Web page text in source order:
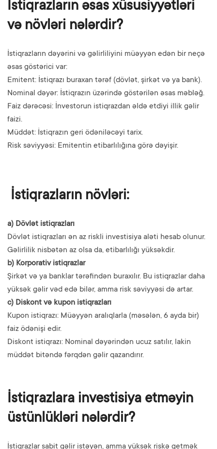
İstiqrazların əsas xüsusiyyətləri
və növləri nələrdir?
İstiqrazların dəyərini və gəlirliliyini müəyyən edən bir neçə
əsas göstərici var:
Emitent: İstiqrazı buraxan tərəf (dövlət, şirkət və ya bank).
Nominal dəyər: İstiqrazın üzərində göstərilən əsas məbləğ.
Faiz dərəcəsi: İnvestorun istiqrazdan əldə etdiyi illik gəlir
faizi.
Müddət: İstiqrazın geri ödəniləcəyi tarix.
Risk səviyyəsi: Emitentin etibarlılığına görə dəyişir.
İstiqrazların növləri:
a) Dövlət istiqrazları
Dövlət istiqrazları ən az riskli investisiya aləti hesab olunur.
Gəlirlilik nisbətən az olsa da, etibarlılığı yüksəkdir.
b) Korporativ istiqrazlar
Şirkət və ya banklar tərəfindən buraxılır. Bu istiqrazlar daha
yüksək gəlir vəd edə bilər, amma risk səviyyəsi də artar.
c) Diskont və kupon istiqrazları
Kupon istiqrazı: Müəyyən aralıqlarla (məsələn, 6 ayda bir)
faiz ödənişi edir.
Diskont istiqrazı: Nominal dəyərindən ucuz satılır, lakin
müddət bitəndə fərqdən gəlir qazandırır.
İstiqrazlara investisiya etməyin
üstünlükləri nələrdir?
İstiqrazlar sabit gəlir istəyən, amma yüksək riskə getmək